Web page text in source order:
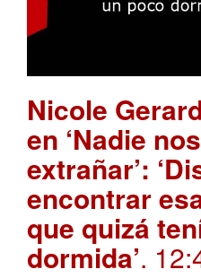
Nicole
en ‘Nadie
extrañar’:
encontrar
que quizá
dormida’.